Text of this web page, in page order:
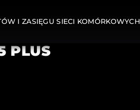
I ZASIĘGU SIECI KOMÓRKOWYCH
PLUS